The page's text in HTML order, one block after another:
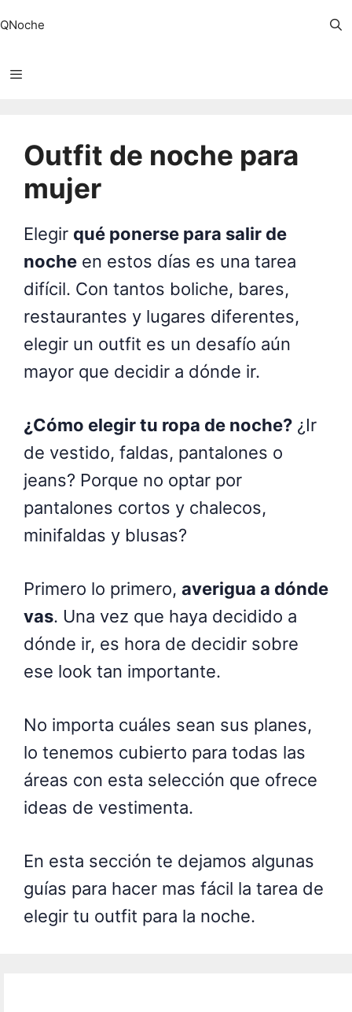
contenido
QNoche
Outfit de noche para
mujer
Elegir qué ponerse para salir de
noche en estos días es una tarea
difícil. Con tantos boliche, bares,
restaurantes y lugares diferentes,
elegir un outfit es un desafío aún
mayor que decidir a dónde ir.
¿Cómo elegir tu ropa de noche? ¿Ir
de vestido, faldas, pantalones o
jeans? Porque no optar por
pantalones cortos y chalecos,
minifaldas y blusas?
Primero lo primero, averigua a dónde
vas. Una vez que haya decidido a
dónde ir, es hora de decidir sobre
ese look tan importante.
No importa cuáles sean sus planes,
lo tenemos cubierto para todas las
áreas con esta selección que ofrece
ideas de vestimenta.
En esta sección te dejamos algunas
guías para hacer mas fácil la tarea de
elegir tu outfit para la noche.